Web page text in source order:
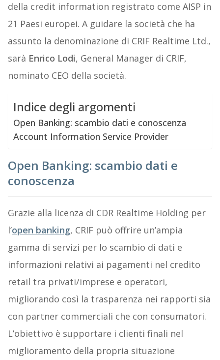
della credit information registrato come AISP in
21 Paesi europei. A guidare la società che ha
assunto la denominazione di CRIF Realtime Ltd.,
sarà Enrico Lodi, General Manager di CRIF,
nominato CEO della società.
Indice degli argomenti
Open Banking: scambio dati e conoscenza
Account Information Service Provider
Open Banking: scambio dati e
conoscenza
Grazie alla licenza di CDR Realtime Holding per
l’open banking, CRIF può offrire un’ampia
gamma di servizi per lo scambio di dati e
informazioni relativi ai pagamenti nel credito
retail tra privati/imprese e operatori,
migliorando così la trasparenza nei rapporti sia
con partner commerciali che con consumatori.
L’obiettivo è supportare i clienti finali nel
miglioramento della propria situazione